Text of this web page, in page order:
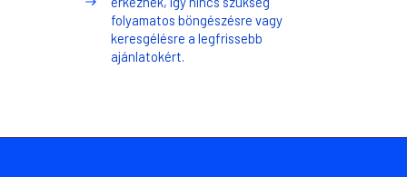
folyamatos böngészésre vagy
keresgélésre a legfrissebb
ajánlatokért.